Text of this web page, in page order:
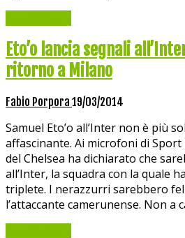
Eto’o lancia segnali
ritorno a Milano
Fabio Porpora 19/03/2014
Samuel Eto’o all’Inter non è più
affascinante. Ai microfoni di Sport
del Chelsea ha dichiarato che
all’Inter, la squadra con la quale
triplete. I nerazzurri sarebbero
l’attaccante camerunense. Non a